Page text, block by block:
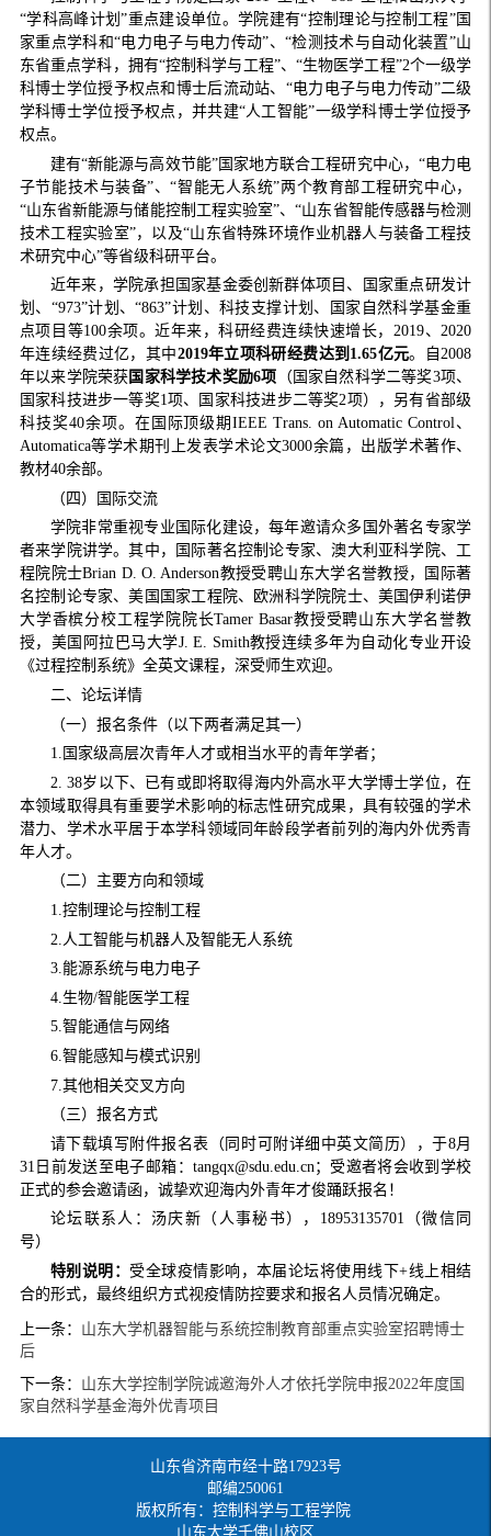
“学科高峰计划”重点建设单位。学院建有“控制理论与控制工程”国
家重点学科和“电力电子与电力传动”、“检测技术与自动化装置”山
东省重点学科，拥有“控制科学与工程”、“生物医学工程”2个一级学
科博士学位授予权点和博士后流动站、“电力电子与电力传动”二级
学科博士学位授予权点，并共建“人工智能”一级学科博士学位授予
权点。
建有“新能源与高效节能”国家地方联合工程研究中心，“电力电
子节能技术与装备”、“智能无人系统”两个教育部工程研究中心，
“山东省新能源与储能控制工程实验室”、“山东省智能传感器与检测
技术工程实验室”，以及“山东省特殊环境作业机器人与装备工程技
术研究中心”等省级科研平台。
近年来，学院承担国家基金委创新群体项目、国家重点研发计
划、“973”计划、“863”计划、科技支撑计划、国家自然科学基金重
点项目等100余项。近年来，科研经费连续快速增长，2019、2020
年连续经费过亿，其中2019年立项科研经费达到1.65亿元。自2008
年以来学院荣获国家科学技术奖励6项
（国家自然科学二等奖3项、
国家科技进步一等奖1项、国家科技进步二等奖2项），另有省部级
科技奖40余项。在国际顶级期IEEE Trans. on Automatic Control、
Automatica等学术期刊上发表学术论文3000余篇，出版学术著作、
教材40余部。
（四）国际交流
学院非常重视专业国际化建设，每年邀请众多国外著名专家学
者来学院讲学。其中，国际著名控制论专家、澳大利亚科学院、工
程院院士Brian D. O. Anderson教授受聘山东大学名誉教授，国际著
名控制论专家、美国国家工程院、欧洲科学院院士、美国伊利诺伊
大学香槟分校工程学院院长Tamer Basar教授受聘山东大学名誉教
授，美国阿拉巴马大学J. E. Smith教授连续多年为自动化专业开设
《过程控制系统》全英文课程，深受师生欢迎。
二、论坛详情
（一）报名条件（以下两者满足其一）
1.国家级高层次青年人才或相当水平的青年学者；
2. 38岁以下、已有或即将取得海内外高水平大学博士学位，在
本领域取得具有重要学术影响的标志性研究成果，具有较强的学术
潜力、学术水平居于本学科领域同年龄段学者前列的海内外优秀青
年人才。
（二）主要方向和领域
1.控制理论与控制工程
2.人工智能与机器人及智能无人系统
3.能源系统与电力电子
4.生物/智能医学工程
5.智能通信与网络
6.智能感知与模式识别
7.其他相关交叉方向
（三）报名方式
请下载填写附件报名表（同时可附详细中英文简历），于8月
31日前发送至电子邮箱：tangqx@sdu.edu.cn；受邀者将会收到学校
正式的参会邀请函，诚挚欢迎海内外青年才俊踊跃报名！
论坛联系人：汤庆新（人事秘书），18953135701（微信同
号）
特别说明： 受全球疫情影响，本届论坛将使用线下+线上相结
合的形式，最终组织方式视疫情防控要求和报名人员情况确定。
上一条： 山东大学机器智能与系统控制教育部重点实验室招聘博士
后
下一条： 山东大学控制学院诚邀海外人才依托学院申报2022年度国
家自然科学基金海外优青项目
山东省济南市经十路17923号
邮编250061
版权所有：控制科学与工程学院
山东大学千佛山校区